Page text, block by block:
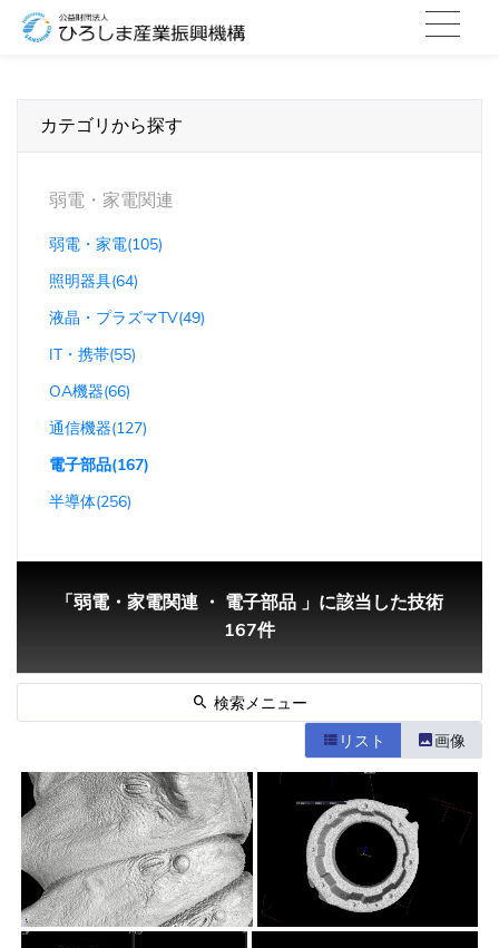
カテゴリから探す
弱電・家電関連
弱電・家電(105)
照明器具(64)
液晶・プラズマTV(49)
IT・携帯(55)
OA機器(66)
通信機器(127)
電子部品(167)
半導体(256)
「弱電・家電関連 ・ 電子部品 」に該当した技術
167件
検索メニュー
リスト
画像